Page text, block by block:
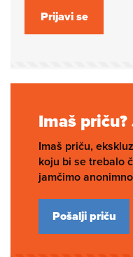
Prijavi se
Imaš
Imaš priču,
koju bi se trebalo
jamčimo
Pošalji priču